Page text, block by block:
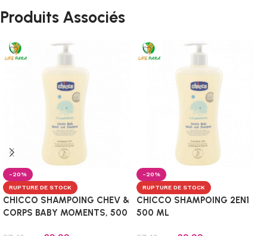
Produits Associés
-20%
RUPTURE DE STOCK
CHICCO SHAMPOING CHEV &
CORPS BABY MOMENTS, 500
-20%
RUPTURE DE STOCK
CHICCO SHAMPOING 2EN1
500 ML